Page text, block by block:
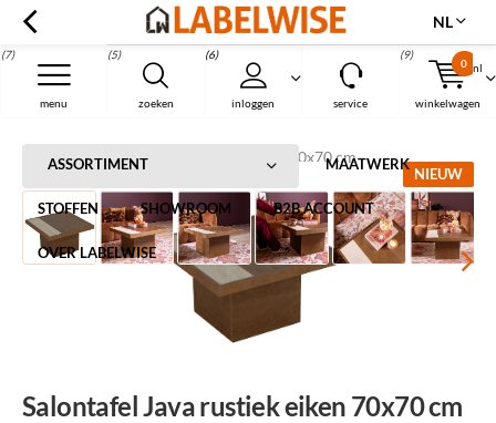
nl
zoeken
(5)
inloggen
(6)
menu
(7)
service winkelwagen
0
(9)
Menu
NL
ASSORTIMENT MAATWERK
STOFFEN SHOWROOM B2B ACCOUNT
OVER LABELWISE
Home Salontafel Java rustiek eiken 70x70 cm
NIEUW
Salontafel Java rustiek eiken 70x70 cm